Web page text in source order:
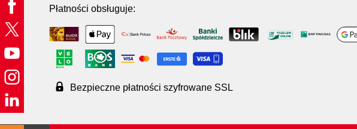
Płatności obsługuje:
Bezpieczne płatności szyfrowane SSL